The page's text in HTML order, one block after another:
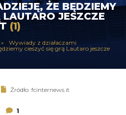
ŻE BĘDZIEMY
LAUTARO JESZCZE
(1)
Wywiady z działaczami
cieszyć się grą Lautaro jeszcze
Źródło: fcinternews.it
1